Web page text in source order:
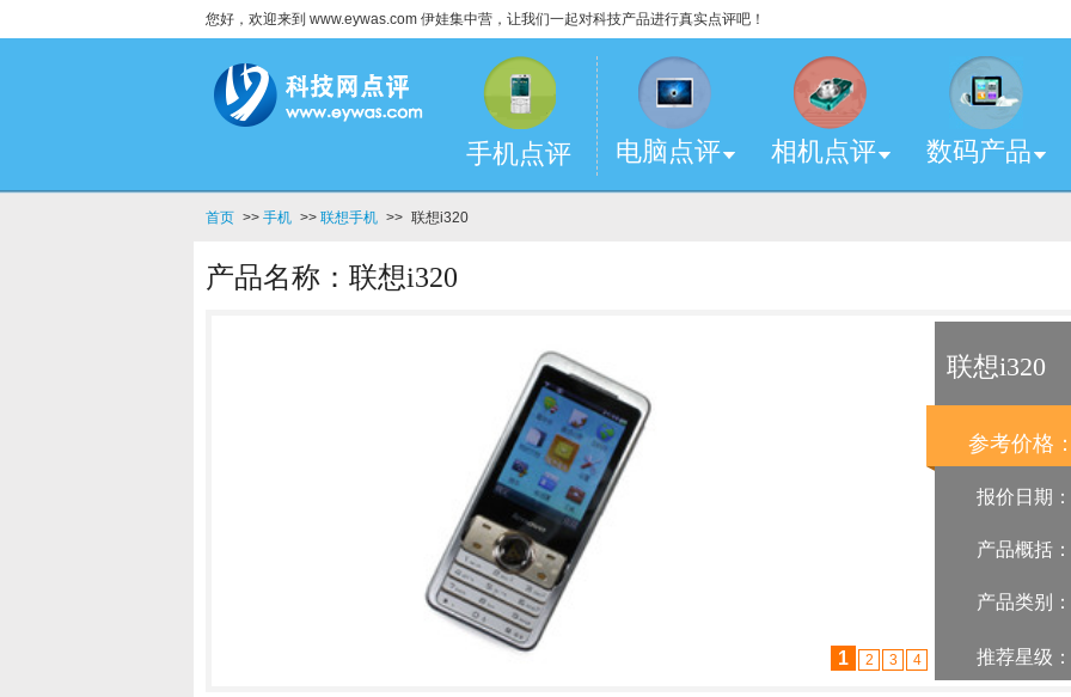
您好，欢迎来到 www.eywas.com 伊娃集中营，让我们一起对科技产品进行真实点评吧！
手机点评 电脑点评 相机点评 数码产品
首页 >> 手机 >> 联想手机 >> 联想i320
产品名称：联想i320
1 2 3 4
联想i320
参考价格
报价日期：
产品概括：
产品类别：
推荐星级：